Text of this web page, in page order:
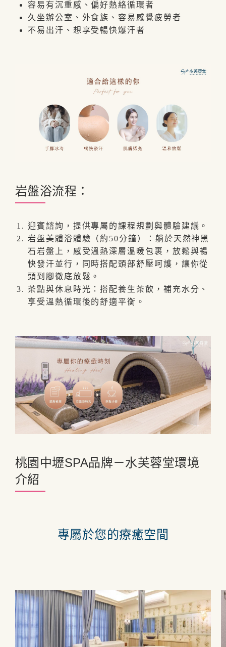
容易有沉重感、偏好熱絡循環者
久坐辦公室、外食族、容易感覺疲勞者
不易出汗、想享受暢快爆汗者
岩盤浴流程：
迎賓諮詢，提供專屬的課程規劃與體驗建議。
岩盤美體浴體驗（約50分鐘）：躺於天然神黑
石岩盤上，感受溫熱深層溫暖包裹，放鬆與暢
快發汗並行，同時搭配頭部舒壓呵護，讓你從
頭到腳徹底放鬆。
茶點與休息時光：搭配養生茶飲，補充水分、
享受溫熱循環後的舒適平衡。
桃園中壢SPA品牌－水芙蓉堂環境
介紹
專屬於您的療癒空間